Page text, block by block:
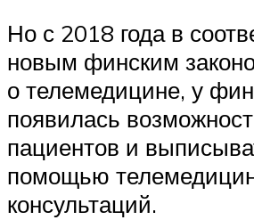
Но с 2018 года в
новым финским
о телемедицине, у
появилась
пациентов и
помощью
консультаций.